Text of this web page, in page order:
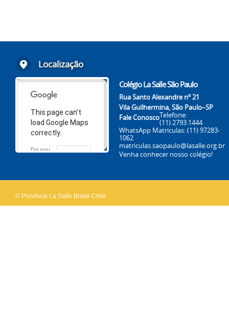
Localização
This page can't
load Google Maps
correctly.
Do you
OK
Colégio La Salle São Paulo
Rua Santo Alexandre nº 21
Vila Guilhermina, São Paulo–SP
Fale ConoscoTelefone:
(11) 2793.1444
WhatsApp Matriculas:(11) 97283-
1062
matriculas.saopaulo@lasalle.org.br
Venha conhecer nosso colégio!
© Província La Salle Brasil-Chile